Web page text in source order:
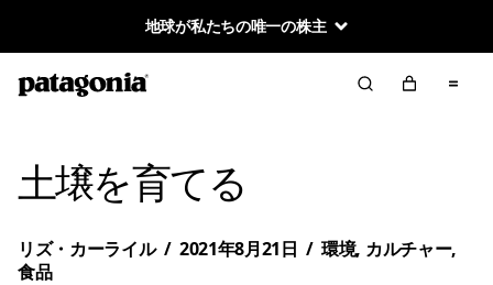
地球が私たちの唯一の株主
土壌を育てる
リズ・カーライル / 2021年8月21日 / 環境, カルチャー,
食品